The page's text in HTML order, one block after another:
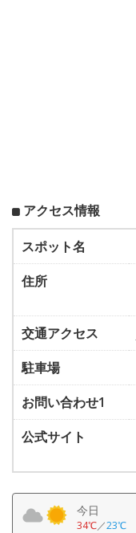
アクセス情報
スポット名
住所
交通アクセス
駐車場
お問い合わせ1
公式サイト
今日
34℃／23℃